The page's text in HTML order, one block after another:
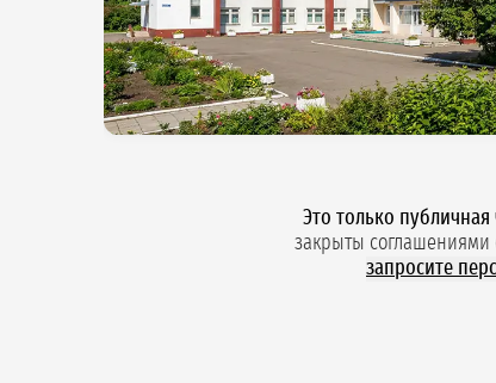
Это только
закрыты соглашениями
запросите